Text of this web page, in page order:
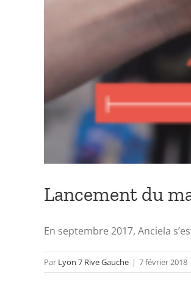
Lancement du
En septembre 2017, Anciela
Par Lyon 7 Rive Gauche | 7 février 2018